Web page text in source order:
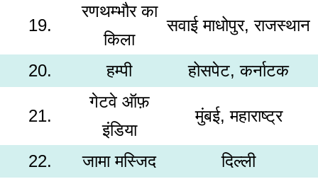
19.
रणथम्भौर का
किला
सवाई माधोपुर, राजस्थान
20. हम्पी होसपेट, कर्नाटक
21.
गेटवे ऑफ़
इंडिया
मुंबई, महाराष्ट्र
22. जामा मस्जिद दिल्ली